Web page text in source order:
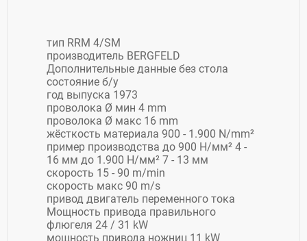
тип RRM 4/SM
производитель BERGFELD
Дополнительные данные без стола
состояние б/у
год выпуска 1973
проволока Ø мин 4 mm
проволока Ø макс 16 mm
жёсткость материала 900 - 1.900 N/mm²
пример производства до 900 Н/мм² 4 -
16 мм до 1.900 Н/мм² 7 - 13 мм
скорость 15 - 90 m/min
скорость макс 90 m/s
привод двигатель переменного тока
Мощность привода правильного
флюгеля 24 / 31 kW
мощность привода ножниц 11 kW